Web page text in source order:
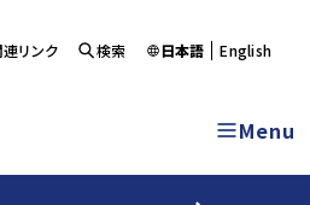
Menu
リンク 検索 日本語 English